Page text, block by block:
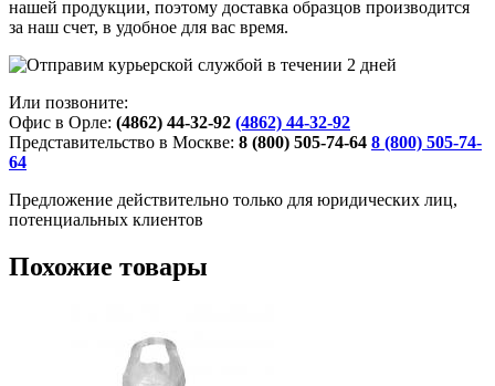
нашей продукции, поэтому доставка образцов производится
за наш счет, в удобное для вас время.
Или позвоните:
Офис в Орле: (4862) 44-32-92 (4862) 44-32-92
Представительство в Москве: 8 (800) 505-74-64 8 (800) 505-74-
64
Предложение действительно только для юридических лиц,
потенциальных клиентов
Похожие товары